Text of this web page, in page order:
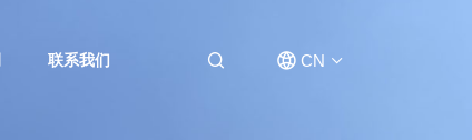
联系我们
CN